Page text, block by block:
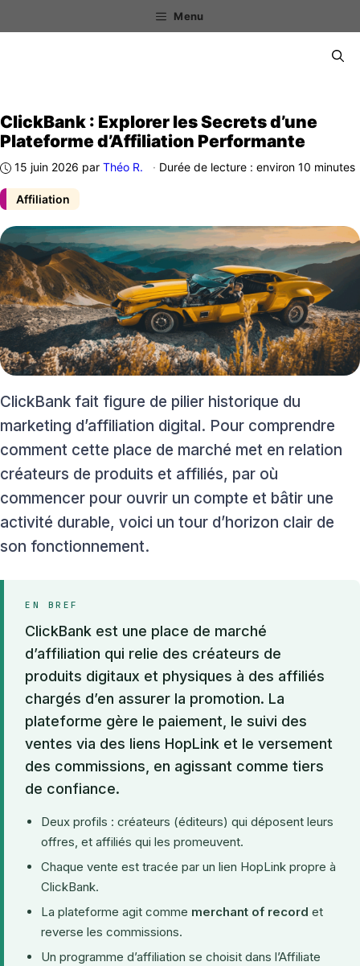
au
Menu
Affiliation
ClickBank : Explorer les Secrets d’une
Plateforme d’Affiliation Performante
15 juin 2026 par Théo R. · Durée de lecture : environ 10 minutes
ClickBank fait figure de pilier historique du
marketing d’affiliation digital. Pour comprendre
comment cette place de marché met en relation
créateurs de produits et affiliés, par où
commencer pour ouvrir un compte et bâtir une
activité durable, voici un tour d’horizon clair de
son fonctionnement.
EN BREF
ClickBank est une place de marché
d’affiliation qui relie des créateurs de
produits digitaux et physiques à des affiliés
chargés d’en assurer la promotion. La
plateforme gère le paiement, le suivi des
ventes via des liens HopLink et le versement
des commissions, en agissant comme tiers
de confiance.
Deux profils : créateurs (éditeurs) qui déposent leurs
offres, et affiliés qui les promeuvent.
Chaque vente est tracée par un lien HopLink propre à
ClickBank.
La plateforme agit comme merchant of record et
reverse les commissions.
Un programme d’affiliation se choisit dans l’Affiliate